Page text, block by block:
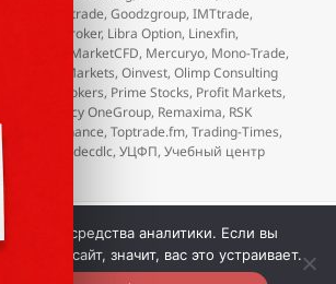
Getprofit.trade,Goodzgroup,IMTtrade,
JCX Broker, Libra Option, Linexfin,
Capital MarketCFD, Mercuryo, Mono-Trade,
New Rich Markets,Oinvest,Olimp Consulting
Premium Brokers, Prime Stocks, Profit Markets,
Regency OneGroup, Remaxima, RSK
Terra Finance,Toptrade.fm,Trading-Times,
Viptradecdlc,УЦФП,Учебный центр
сайт vklader.com или
Политика конфиденциальности.
куки и средства аналитики. Если вы
сайт, значит, вас это устраивает.